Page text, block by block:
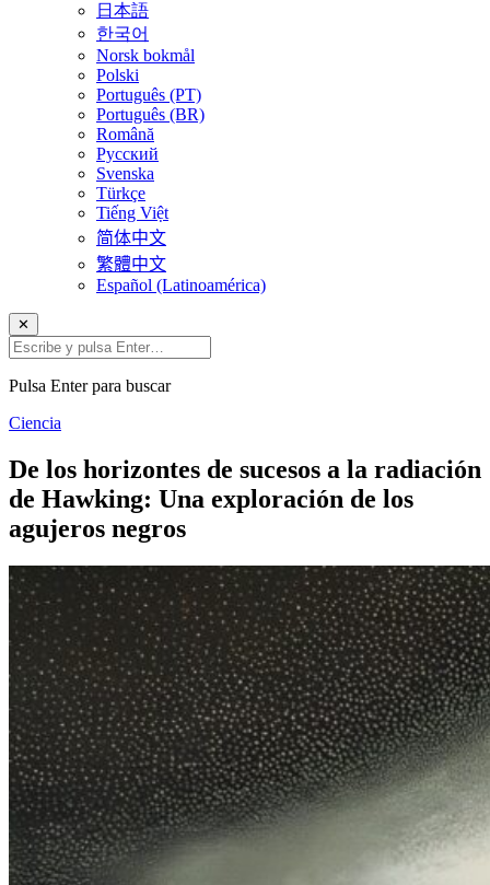
日本語
한국어
Norsk bokmål
Polski
Português (PT)
Português (BR)
Română
Русский
Svenska
Türkçe
Tiếng Việt
简体中文
繁體中文
Español (Latinoamérica)
✕
Pulsa Enter para buscar
Ciencia
De los horizontes de sucesos a la radiación
de Hawking: Una exploración de los
agujeros negros